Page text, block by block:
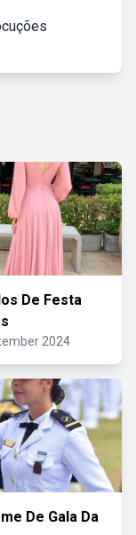
De Festa
2024
De Gala Da